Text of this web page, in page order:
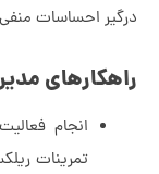
احساسات منفی،
انجام فعالیت‌های
تمرینات